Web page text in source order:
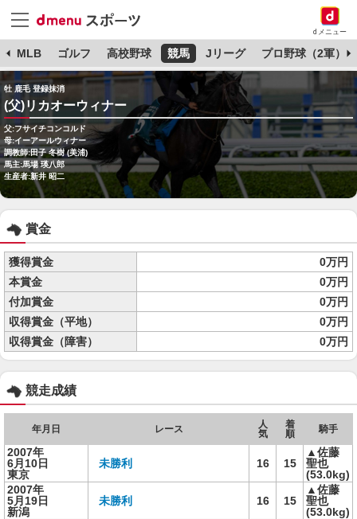
dメニュー
MLB ゴルフ 高校野球 競馬 Jリーグ プロ野球（2軍）
牡 鹿毛 登録抹消
(父)リカオーウィナー
父:フサイチコンコルド
母:イーアールウィナー
調教師:田子 冬樹 (美浦)
馬主:馬場 瑛八郎
生産者:新井 昭二
賞金
獲得賞金
0万円
本賞金
0万円
付加賞金
0万円
収得賞金（平地）
0万円
収得賞金（障害）
0万円
競走成績
年月日 レース
人
気
着
順
騎手
2007年
6月10日
東京
未勝利 16 15
▲佐藤
聖也
(53.0kg)
2007年
5月19日
新潟
未勝利 16 15
▲佐藤
聖也
(53.0kg)